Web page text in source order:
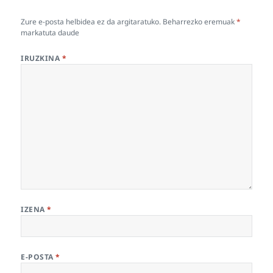
Zure e-posta helbidea ez da argitaratuko. Beharrezko eremuak*
markatuta daude
IRUZKINA *
IZENA*
E-POSTA*